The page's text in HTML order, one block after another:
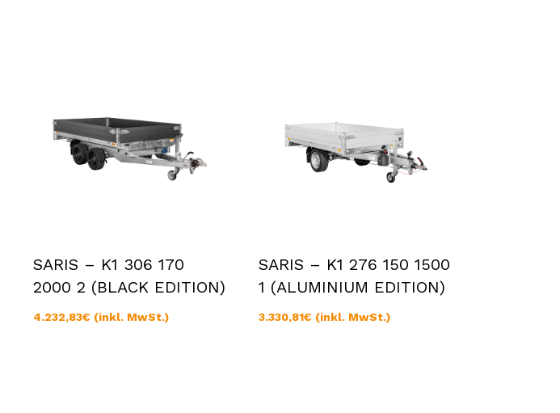
SARIS – K1 306 170
2000 2 (BLACK EDITION)
4.232,83€ (inkl. MwSt.)
SARIS – K1 276 150 1500
1 (ALUMINIUM EDITION)
3.330,81€ (inkl. MwSt.)